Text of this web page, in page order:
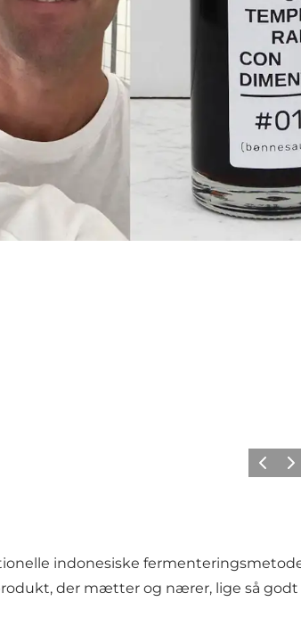
Forrige
indonesiske
der mætter og nærer, lige så godt